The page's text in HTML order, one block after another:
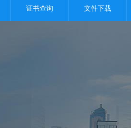
证书查询 文件下载